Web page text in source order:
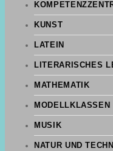
KUNST
LATEIN
LITERARISCHES
MATHEMATIK
MODELLKLASSEN
MUSIK
NATUR UND